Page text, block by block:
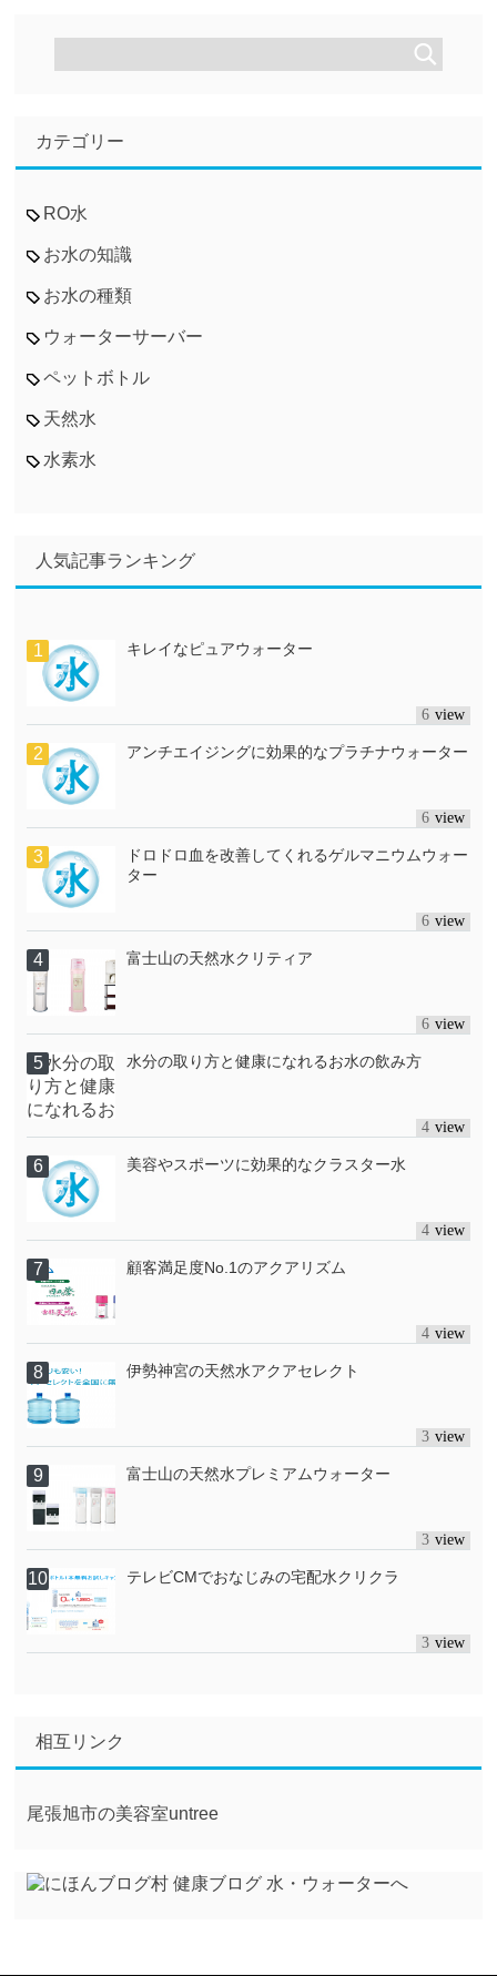
カテゴリー
RO水
お水の知識
お水の種類
ウォーターサーバー
ペットボトル
天然水
水素水
人気記事ランキング
キレイなピュアウォーター
6
アンチエイジングに効果的なプラチナウォーター
6
ドロドロ血を改善してくれるゲルマニウムウォー
ター
6
富士山の天然水クリティア
6
水分の取り方と健康になれるお水の飲み方
4
美容やスポーツに効果的なクラスター水
4
顧客満足度No.1のアクアリズム
4
伊勢神宮の天然水アクアセレクト
3
富士山の天然水プレミアムウォーター
3
テレビCMでおなじみの宅配水クリクラ
3
相互リンク
尾張旭市の美容室untree